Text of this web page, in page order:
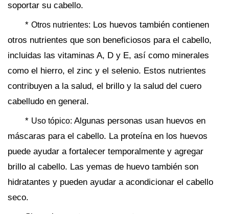
soportar su cabello.
* Otros nutrientes: Los huevos también contienen
otros nutrientes que son beneficiosos para el cabello,
incluidas las vitaminas A, D y E, así como minerales
como el hierro, el zinc y el selenio. Estos nutrientes
contribuyen a la salud, el brillo y la salud del cuero
cabelludo en general.
* Uso tópico: Algunas personas usan huevos en
máscaras para el cabello. La proteína en los huevos
puede ayudar a fortalecer temporalmente y agregar
brillo al cabello. Las yemas de huevo también son
hidratantes y pueden ayudar a acondicionar el cabello
seco.